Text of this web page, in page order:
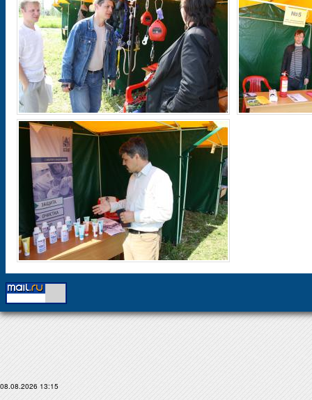
08.08.2026 13:15